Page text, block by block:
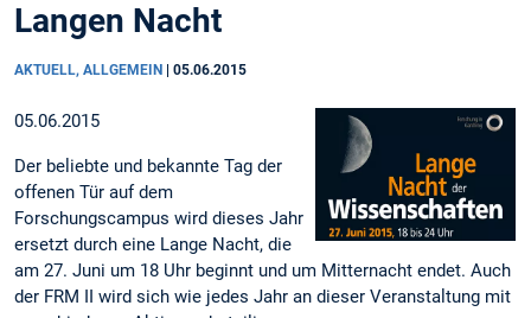
Langen Nacht
AKTUELL, ALLGEMEIN 05.06.2015
05.06.2015
Der beliebte und bekannte Tag der
offenen Tür auf dem
Forschungscampus wird dieses Jahr
ersetzt durch eine Lange Nacht, die
am 27. Juni um 18 Uhr beginnt und um Mitternacht endet. Auch
der FRM II wird sich wie jedes Jahr an dieser Veranstaltung mit